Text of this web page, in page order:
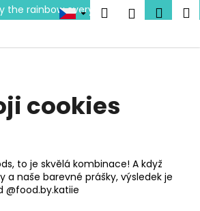
the rainbow everyday!Hledat
cookies
to je skvělá kombinace! A když
a naše barevné prášky, výsledek je
@food.by.katiie